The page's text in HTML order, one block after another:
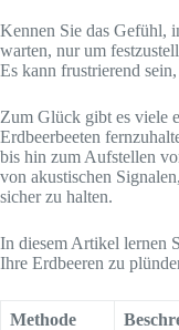
Kennen Sie das Gefühl,
warten, nur um
Es kann frustrierend
Zum Glück gibt es viele
Erdbeerbeeten
bis hin zum Aufstellen
von akustischen
sicher zu halten.
In diesem Artikel lernen
Ihre Erdbeeren zu
Methode